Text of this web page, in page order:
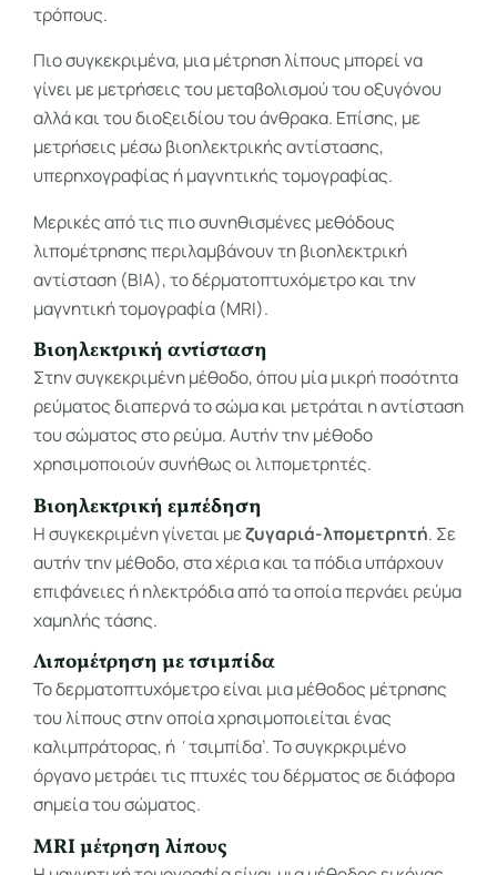
τρόπους.
Πιο συγκεκριμένα, μια μέτρηση λίπους μπορεί να
γίνει με μετρήσεις του μεταβολισμού του οξυγόνου
αλλά και του διοξειδίου του άνθρακα. Επίσης, με
μετρήσεις μέσω βιοηλεκτρικής αντίστασης,
υπερηχογραφίας ή μαγνητικής τομογραφίας.
Μερικές από τις πιο συνηθισμένες μεθόδους
λιπομέτρησης περιλαμβάνουν τη βιοηλεκτρική
αντίσταση (BIA), το δέρματοπτυχόμετρο και την
μαγνητική τομογραφία (MRI).
Βιοηλεκτρική αντίσταση
Στην συγκεκριμένη μέθοδο, όπου μία μικρή ποσότητα
ρεύματος διαπερνά το σώμα και μετράται η αντίσταση
του σώματος στο ρεύμα. Αυτήν την μέθοδο
χρησιμοποιούν συνήθως οι λιπομετρητές.
Βιοηλεκτρική εμπέδηση
Η συγκεκριμένη γίνεται μεζυγαριά-λπομετρητή. Σε
αυτήν την μέθοδο, στα χέρια και τα πόδια υπάρχουν
επιφάνειες ή ηλεκτρόδια από τα οποία περνάει ρεύμα
χαμηλής τάσης.
Λιπομέτρηση με τσιμπίδα
Το δερματοπτυχόμετρο είναι μια μέθοδος μέτρησης
του λίπους στην οποία χρησιμοποιείται ένας
καλιμπράτορας, ή ΄τσιμπίδα’. Το συγκρκριμένο
όργανο μετράει τις πτυχές του δέρματος σε διάφορα
σημεία του σώματος.
MRI μέτρηση λίπους